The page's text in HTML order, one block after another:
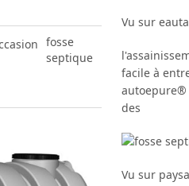
Vu sur
facile à
autoepure®
des
Vu sur
fosse
septique